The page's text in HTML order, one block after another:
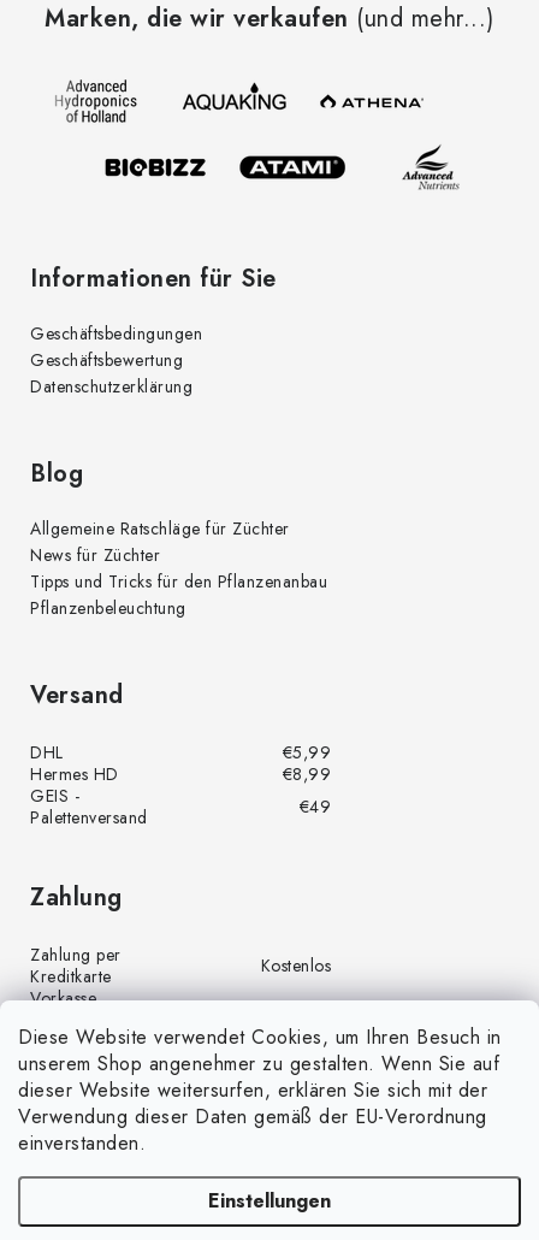
Diese Website verwendet Cookies, um Ihren Besuch in
unserem Shop angenehmer zu gestalten. Wenn Sie auf
dieser Website weitersurfen, erklären Sie sich mit der
Verwendung dieser Daten gemäß der EU-Verordnung
einverstanden.
Einstellungen
Marken, die wir verkaufen (und mehr...)
Informationen für Sie
Geschäftsbedingungen
Geschäftsbewertung
Datenschutzerklärung
Blog
Allgemeine Ratschläge für Züchter
News für Züchter
Tipps und Tricks für den Pflanzenanbau
Pflanzenbeleuchtung
Versand
DHL
€5,99
Hermes HD
€8,99
GEIS -
Palettenversand
€49
Zahlung
Zahlung per
Kreditkarte
Kostenlos
Vorkasse
Zahlung per PayPal
Kostenlos
Nachnahme
€4,00